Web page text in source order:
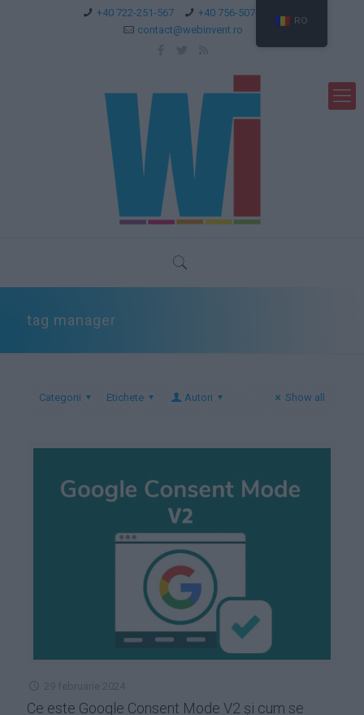
+40 722-251-567
+40 756-507-744
contact@webinvent.ro
tag manager
Categorii Etichete Autori Show all
Ce este Google Consent Mode V2 și cum se
RO